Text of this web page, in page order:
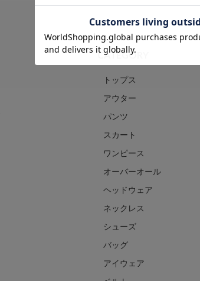
CATEGORY
トップス
アウター
パンツ
スカート
ワンピース
オーバーオール
ヘッドウェア
ネックレス
シューズ
バッグ
アイウェア